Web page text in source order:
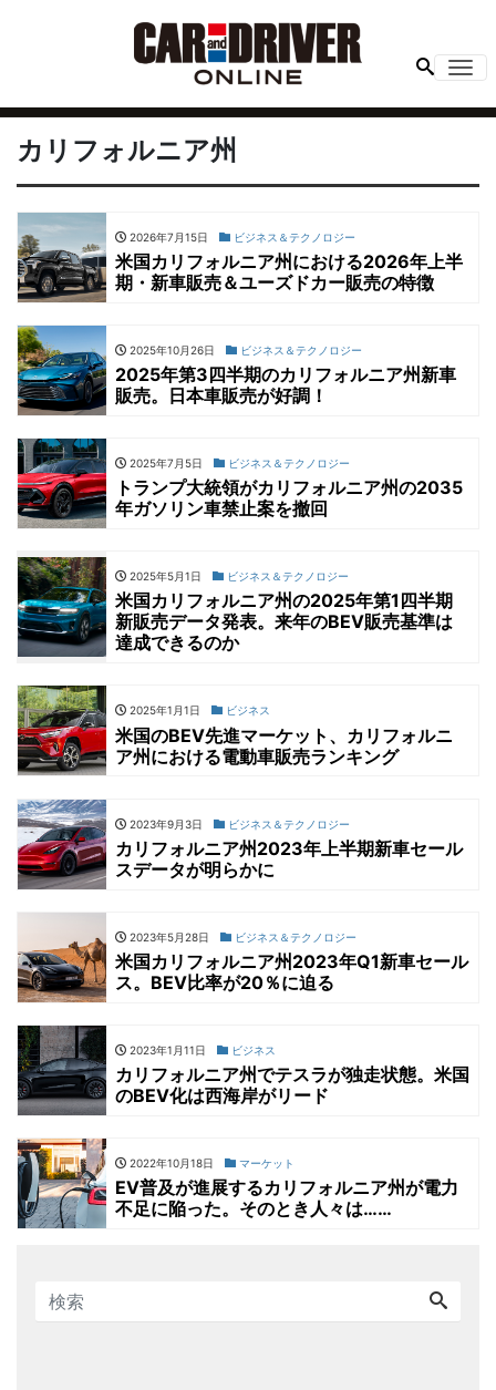
カリフォルニア州
2026年7月15日 ビジネス＆テクノロジー
米国カリフォルニア州における2026年上半
期・新車販売＆ユーズドカー販売の特徴
2025年10月26日 ビジネス＆テクノロジー
2025年第3四半期のカリフォルニア州新車
販売。日本車販売が好調！
2025年7月5日 ビジネス＆テクノロジー
トランプ大統領がカリフォルニア州の2035
年ガソリン車禁止案を撤回
2025年5月1日 ビジネス＆テクノロジー
米国カリフォルニア州の2025年第1四半期
新販売データ発表。来年のBEV販売基準は
達成できるのか
2025年1月1日 ビジネス
米国のBEV先進マーケット、カリフォルニ
ア州における電動車販売ランキング
2023年9月3日 ビジネス＆テクノロジー
カリフォルニア州2023年上半期新車セール
スデータが明らかに
2023年5月28日 ビジネス＆テクノロジー
米国カリフォルニア州2023年Q1新車セール
ス。BEV比率が20％に迫る
2023年1月11日 ビジネス
カリフォルニア州でテスラが独走状態。米国
のBEV化は西海岸がリード
2022年10月18日 マーケット
EV普及が進展するカリフォルニア州が電力
不足に陥った。そのとき人々は……